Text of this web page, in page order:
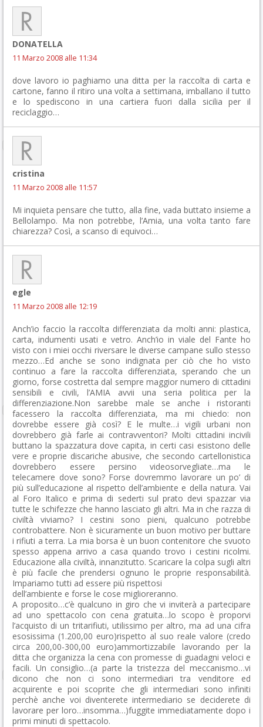
DONATELLA
11 Marzo 2008 alle 11:34
dove lavoro io paghiamo una ditta per la raccolta di carta e
cartone, fanno il ritiro una volta a settimana, imballano il tutto
e lo spediscono in una cartiera fuori dalla sicilia per il
reciclaggio…
cristina
11 Marzo 2008 alle 11:57
Mi inquieta pensare che tutto, alla fine, vada buttato insieme a
Bellolampo. Ma non potrebbe, l’Amia, una volta tanto fare
chiarezza? Così, a scanso di equivoci…
egle
11 Marzo 2008 alle 12:19
Anch’io faccio la raccolta differenziata da molti anni: plastica,
carta, indumenti usati e vetro. Anch’io in viale del Fante ho
visto con i miei occhi riversare le diverse campane sullo stesso
mezzo…Ed anche se sono indignata per ciò che ho visto
continuo a fare la raccolta differenziata, sperando che un
giorno, forse costretta dal sempre maggior numero di cittadini
sensibili e civili, l’AMIA avvii una seria politica per la
differenziazione.Non sarebbe male se anche i ristoranti
facessero la raccolta differenziata, ma mi chiedo: non
dovrebbe essere già così? E le multe…i vigili urbani non
dovrebbero già farle ai contravventori? Molti cittadini incivili
buttano la spazzatura dove capita, in certi casi esistono delle
vere e proprie discariche abusive, che secondo cartellonistica
dovrebbero essere persino videosorvegliate…ma le
telecamere dove sono? Forse dovremmo lavorare un po’ di
più sull’educazione al rispetto dell’ambiente e della natura. Vai
al Foro Italico e prima di sederti sul prato devi spazzar via
tutte le schifezze che hanno lasciato gli altri. Ma in che razza di
civiltà viviamo? I cestini sono pieni, qualcuno potrebbe
controbattere. Non è sicuramente un buon motivo per buttare
i rifiuti a terra. La mia borsa è un buon contenitore che svuoto
spesso appena arrivo a casa quando trovo i cestini ricolmi.
Educazione alla civiltà, innanzitutto. Scaricare la colpa sugli altri
è più facile che prendersi ognuno le proprie responsabilità.
Impariamo tutti ad essere più rispettosi
dell’ambiente e forse le cose miglioreranno.
A proposito…c’è qualcuno in giro che vi inviterà a partecipare
ad uno spettacolo con cena gratuita…lo scopo è proporvi
l’acquisto di un tritarifiuti, utilissimo per altro, ma ad una cifra
esosissima (1.200,00 euro)rispetto al suo reale valore (credo
circa 200,00-300,00 euro)ammortizzabile lavorando per la
ditta che organizza la cena con promesse di guadagni veloci e
facili. Un consiglio…(a parte la tristezza del meccanismo…vi
dicono che non ci sono intermediari tra venditore ed
acquirente e poi scoprite che gli intermediari sono infiniti
perchè anche voi diventerete intermediario se deciderete di
lavorare per loro…insomma…)fuggite immediatamente dopo i
primi minuti di spettacolo.